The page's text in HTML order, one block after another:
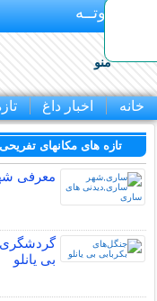
بـیتوتــه
منو
خانه اخبار داغ
تازه های مکانهای
معرفی
بی یانلو